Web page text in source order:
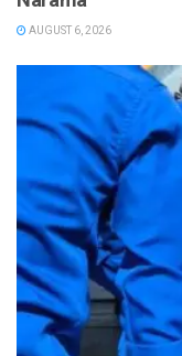
AUGUST 6, 2026